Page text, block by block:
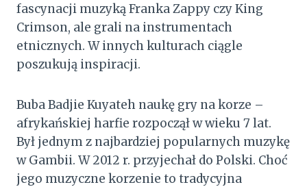
fascynacji muzyką Franka Zappy czy King
Crimson, ale grali na instrumentach
etnicznych. W innych kulturach ciągle
poszukują inspiracji.
Buba Badjie Kuyateh naukę gry na korze –
afrykańskiej harfie rozpoczął w wieku 7 lat.
Był jednym z najbardziej popularnych muzykę
w Gambii. W 2012 r. przyjechał do Polski. Choć
jego muzyczne korzenie to tradycyjna